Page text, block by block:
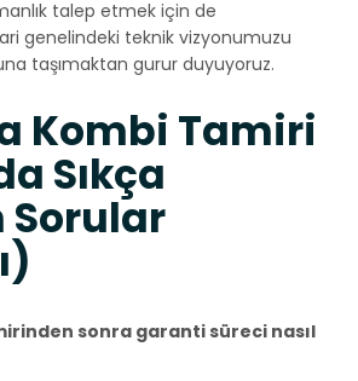
talep etmek için de
genelindeki teknik vizyonumuzu
taşımaktan gurur duyuyoruz.
Kombi Tamiri
Sıkça
Sorular
sonra garanti süreci nasıl